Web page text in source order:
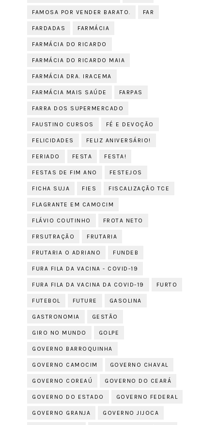
FAMOSA POR VENDER BARATO. FAR
FARDADAS FARMÁCIA
FARMÁCIA DO RICARDO
FARMÁCIA DO RICARDO MAIA
FARMÁCIA DRA. IRACEMA
FARMÁCIA MAIS SAÚDE FARPAS
FARRA DOS SUPERMERCADO
FAUSTINO CURSOS FÉ E DEVOÇÃO
FELICIDADES FELIZ ANIVERSÁRIO!
FERIADO FESTA FESTA!
FESTAS DE FIM ANO FESTEJOS
FICHA SUJA FIES FISCALIZAÇÃO TCE
FLAGRANTE EM CAMOCIM
FLÁVIO COUTINHO FROTA NETO
FRSUTRAÇÃO FRUTARIA
FRUTARIA O ADRIANO FUNDEB
FURA FILA DA VACINA - COVID-19
FURA FILA DA VACINA DA COVID-19 FURTO
FUTEBOL FUTURE GASOLINA
GASTRONOMIA GESTÃO
GIRO NO MUNDO GOLPE
GOVERNO BARROQUINHA
GOVERNO CAMOCIM GOVERNO CHAVAL
GOVERNO COREAÚ GOVERNO DO CEARÁ
GOVERNO DO ESTADO GOVERNO FEDERAL
GOVERNO GRANJA GOVERNO JIJOCA